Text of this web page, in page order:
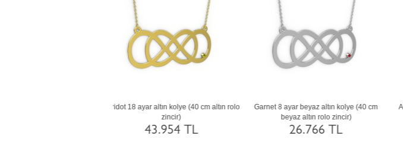
Akuamarin 18 ayar beyaz altın kolye (40
cm rose altın rolo zincir)
43.954 TL
Dumanlı kuvars 14 ayar rose altın kolye
(40 cm rose altın rolo zincir)
35.872 TL